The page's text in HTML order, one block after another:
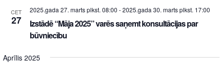
CET
27
2025.gada 27. marts plkst. 08:00 -2025.gada 30. marts plkst. 17:00
Izstādē “Māja 2025” varēs saņemt konsultācijas par
būvniecību
Aprīlis 2025